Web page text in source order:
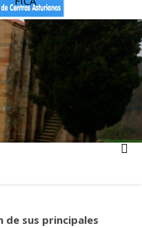
de sus principales